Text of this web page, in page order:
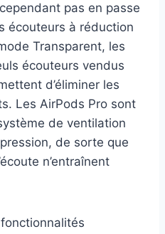
pas en passe
écouteurs à réduction
Transparent, les
écouteurs vendus
d’éliminer les
Les AirPods Pro sont
de ventilation
de sorte que
n’entraînent